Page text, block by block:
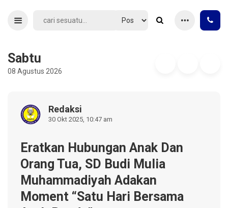
Sabtu
08 Agustus 2026
Redaksi
30 Okt 2025, 10:47 am
Eratkan Hubungan Anak Dan
Orang Tua, SD Budi Mulia
Muhammadiyah Adakan
Moment “Satu Hari Bersama